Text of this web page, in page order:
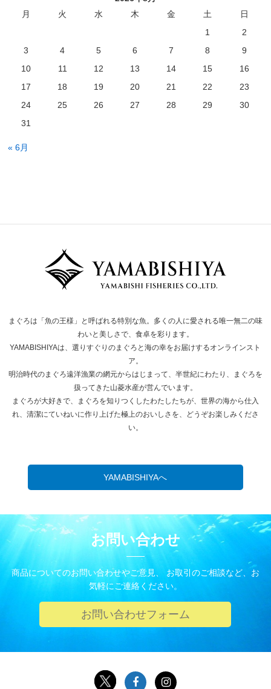
月
火 水 木 金 土
日
1
2
3
4 5 6 7 8
9
10
11 12 13 14 15
16
17
18 19 20 21 22
23
24
25 26 27 28 29
30
31
« 6月
まぐろは「魚の王様」と呼ばれる特別な魚。多くの人に愛される唯一無二の味
わいと美しさで、食卓を彩ります。
YAMABISHIYAは、選りすぐりのまぐろと海の幸をお届けするオンラインスト
ア。
明治時代のまぐろ遠洋漁業の網元からはじまって、半世紀にわたり、まぐろを
扱ってきた山菱水産が営んでいます。
まぐろが大好きで、まぐろを知りつくしたわたしたちが、世界の海から仕入
れ、清潔にていねいに作り上げた極上のおいしさを、どうぞお楽しみくださ
い。
YAMABISHIYAへ
お問い合わせ
商品についてのお問い合わせやご意見、 お取引のご相談など、お
気軽にご連絡ください。
お問い合わせフォーム